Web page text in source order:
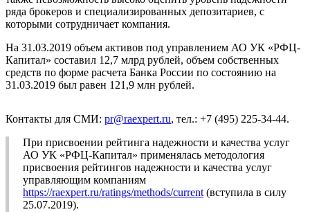
ряда брокеров и специализированных депозитариев, с
которыми сотрудничает компания.
На 31.03.2019 объем активов под управлением АО УК «РФЦ-
Капитал» составил 12,7 млрд рублей, объем собственных
средств по форме расчета Банка России по состоянию на
31.03.2019 был равен 121,9 млн рублей.
Контакты для СМИ: pr@raexpert.ru, тел.: +7 (495) 225-34-44.
При присвоении рейтинга надежности и качества услуг
АО УК «РФЦ-Капитал» применялась методология
присвоения рейтингов надежности и качества услуг
управляющим компаниям
https://raexpert.ru/ratings/methods/current (вступила в силу
25.07.2019).